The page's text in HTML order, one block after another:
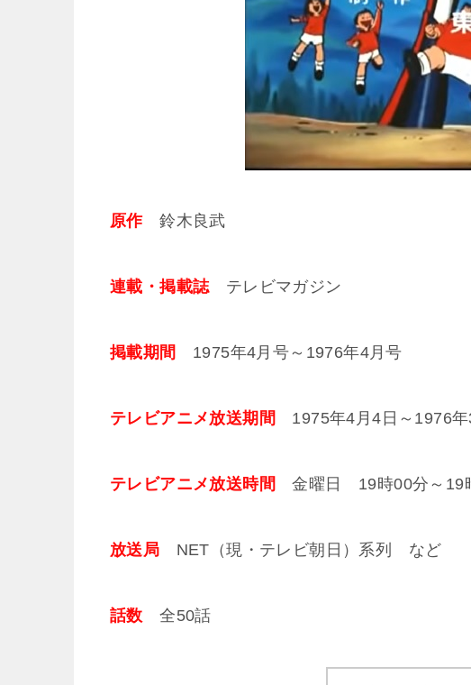
原作鈴木良武
連載・掲載誌テレビマガジン
掲載期間 1975年4月号～1976年4月号
テレビアニメ放送期間 1975年4月4日～1976年
テレビアニメ放送時間 金曜日 19時00分～19
放送局 NET（現・テレビ朝日）系列 など
話数 全50話